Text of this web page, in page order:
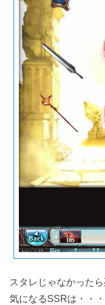
スタレじゃなかった
気になるSSRは・・・